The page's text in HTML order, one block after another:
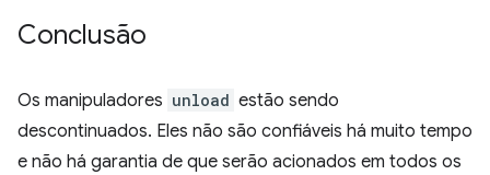
Conclusão
Os manipuladores unload estão sendo
descontinuados. Eles não são confiáveis há muito tempo
e não há garantia de que serão acionados em todos os